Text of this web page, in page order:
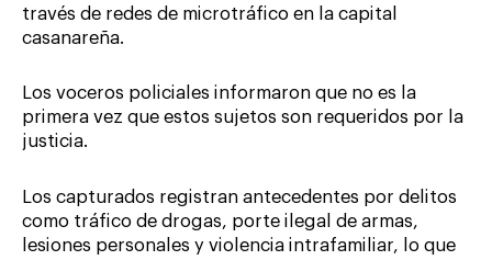
través de redes de microtráfico en la capital
casanareña.
Los voceros policiales informaron que no es la
primera vez que estos sujetos son requeridos por la
justicia.
Los capturados registran antecedentes por delitos
como tráfico de drogas, porte ilegal de armas,
lesiones personales y violencia intrafamiliar, lo que